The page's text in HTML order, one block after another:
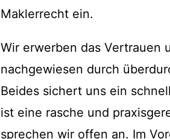
Maklerrecht ein.
Wir erwerben das Vertrauen
nachgewiesen durch
Beides sichert uns ein
ist eine rasche und
sprechen wir offen an. Im